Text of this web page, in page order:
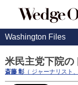
Washington Files
米民主党下院の
斎藤 彰 （ ジャーナリスト